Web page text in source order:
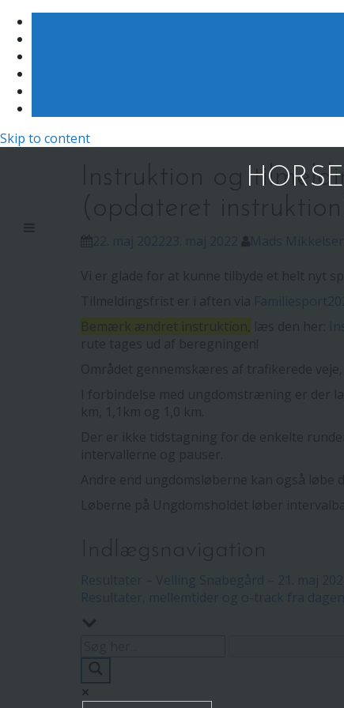
Skip to content
Instruktion og
Vi er glade for at kunne tilbyde et helt nyt
Området gennemskæres af trafikerede
I forbindelse med ungdomstræning er der
Der er ikke tidstagning for de enkelte
Andre end ungdomsløberne kan også
Resultater, mellemtider og o-track fra